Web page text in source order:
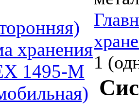
хранения
1495-M 1